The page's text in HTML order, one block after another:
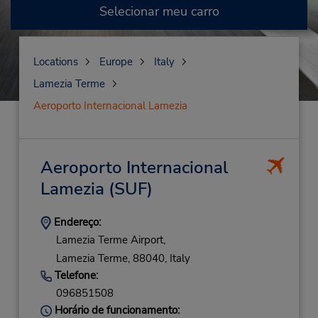
Selecionar meu carro
Locations Europe
Italy
Lamezia Terme
Aeroporto Internacional Lamezia
Aeroporto Internacional
Lamezia (SUF)
Endereço:
Lamezia Terme Airport,
Lamezia Terme, 88040, Italy
Telefone:
096851508
Horário de funcionamento: